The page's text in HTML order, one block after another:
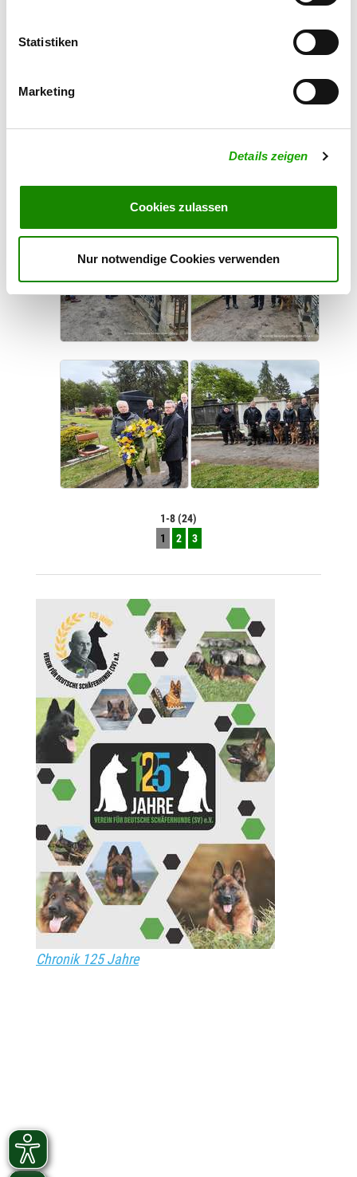
Statistiken
Marketing
Details zeigen
Cookies zulassen
Nur notwendige Cookies verwenden
1-8 (24)
1
2 3
Chronik 125 Jahre